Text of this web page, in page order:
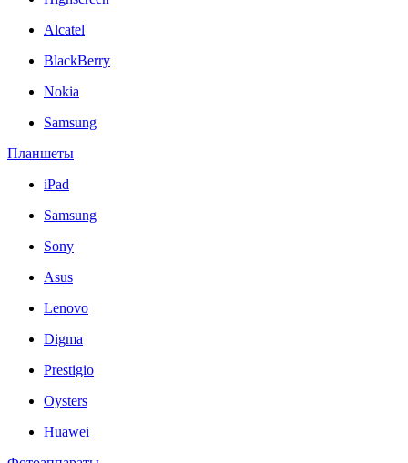
Alcatel
BlackBerry
Nokia
Samsung
Планшеты
iPad
Samsung
Sony
Asus
Lenovo
Digma
Prestigio
Oysters
Huawei